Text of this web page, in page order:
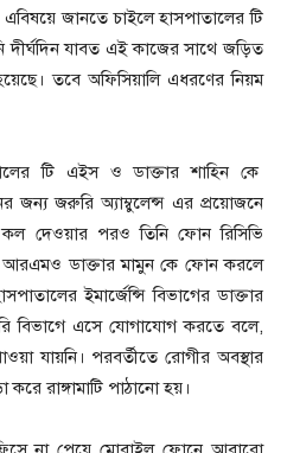
জানতে চাইলে হাসপাতালের টি
দীর্ঘদিন যাবত এই কাজের সাথে জড়িত
তবে অফিসিয়ালি এধরণের নিয়ম
টি এইস ও ডাক্তার শাহিন কে
জন্য জরুরি অ্যাম্বুলেন্স এর প্রয়োজনে
দেওয়ার পরও তিনি ফোন রিসিভি
আরএমও ডাক্তার মামুন কে ফোন করলে
ইমার্জেন্সি বিভাগের ডাক্তার
বিভাগে এসে যোগাযোগ করতে বলে,
যায়নি। পরবর্তীতে রোগীর অবস্থার
রাঙ্গামাটি পাঠানো হয়।